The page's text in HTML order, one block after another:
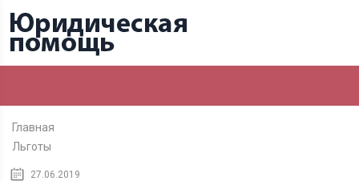
Главная
Льготы
27.06.2019